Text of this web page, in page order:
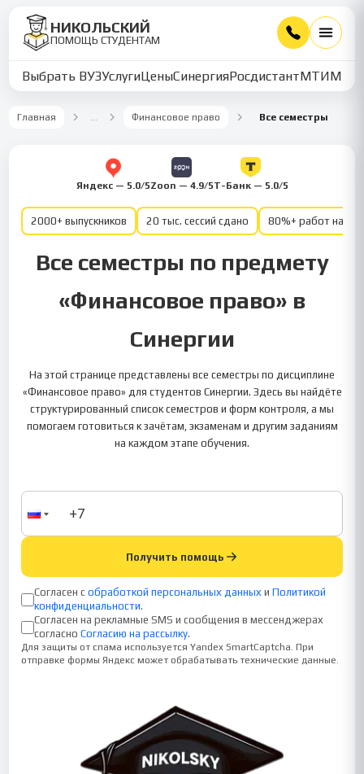
НИКОЛЬСКИЙ
ПОМОЩЬ СТУДЕНТАМ
Выбрать ВУЗУслугиЦеныСинергияРосдистантМТИММУ
Главная … Финансовое право Все семестры
Яндекс — 5.0/5Zoon — 4.9/5Т-Банк — 5.0/5
2000+ выпускников 20 тыс. сессий сдано 80%+ работ на
Все семестры по предмету
«Финансовое право» в
Синергии
На этой странице представлены все семестры по дисциплине
«Финансовое право» для студентов Синергии. Здесь вы найдёте
структурированный список семестров и форм контроля, а мы
помогаем готовиться к зачётам, экзаменам и другим заданиям
на каждом этапе обучения.
Получить помощь
Согласен с обработкой персональных данных и Политикой
конфиденциальности.
Согласен на рекламные SMS и сообщения в мессенджерах
согласно Согласию на рассылку.
Для защиты от спама используется Yandex SmartCaptcha. При
отправке формы Яндекс может обрабатывать технические данные.